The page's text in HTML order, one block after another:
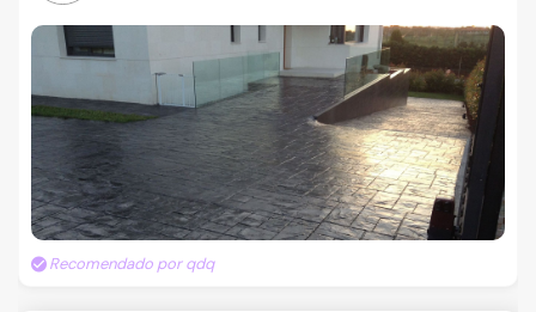
Recomendado por qdq